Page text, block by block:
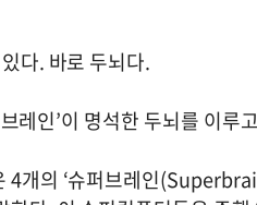
다. 바로 두뇌다.
레인’이 명석한 두뇌를 이루
4개의 ‘슈퍼브레인